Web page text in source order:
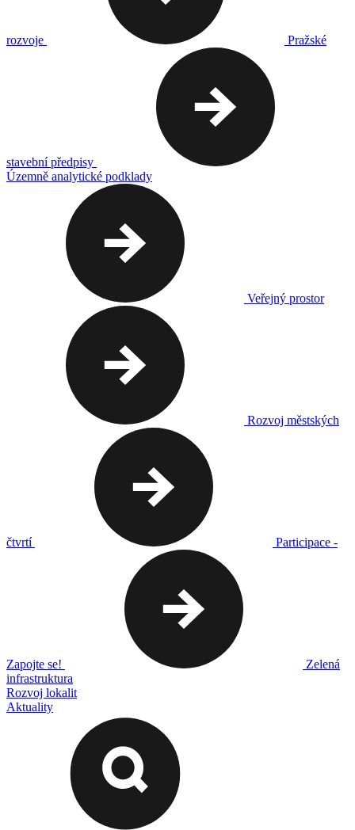
rozvoje Pražské
stavební předpisy
Územně analytické podklady
Veřejný prostor
Rozvoj městských
čtvrtí Participace -
Zapojte se!
Zelená
infrastruktura
Rozvoj lokalit
Aktuality